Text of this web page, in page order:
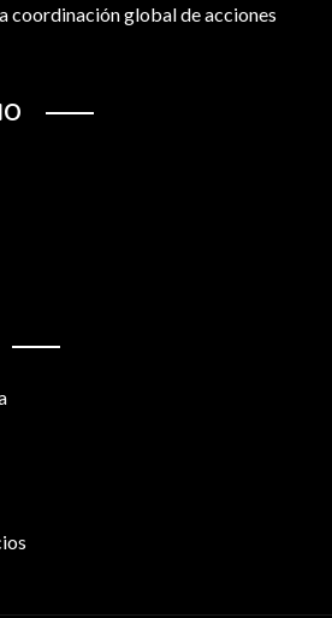
coordinación global de acciones